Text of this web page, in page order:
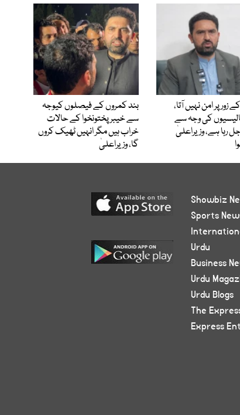
زور پر امن نہیں آتا،
کی وجہ سے
رہا ہے، وزیراعلیٰ
بند کمروں کے فیصلوں کیوجہ
سے خیبرپختونخوا کے حالات
خراب ہیں مگر انہیں ٹھیک کروں
گا، وزیراعلیٰ
Showbiz
Sports
Urdu
Business
Urdu
Urdu Blogs
The
Express